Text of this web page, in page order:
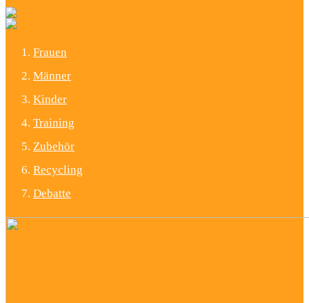
Frauen
Männer
Kinder
Training
Zubehör
Recycling
Debatte